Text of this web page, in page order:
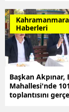
sağlayacak
Haberleri
Başkan Akpınar,
Mahallesi'nde
toplantısını